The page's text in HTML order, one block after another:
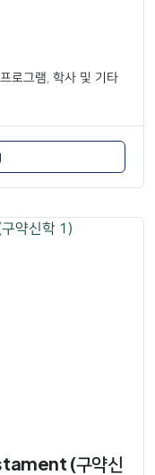
로그램, 학사 및 기타
(구약신